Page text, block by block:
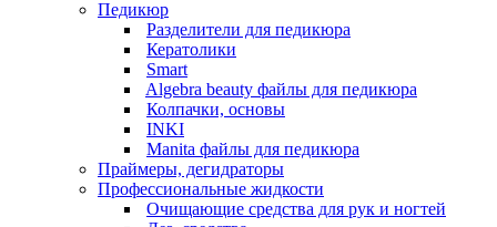
Педикюр
Разделители для педикюра
Кератолики
Smart
Algebra beauty файлы для педикюра
Колпачки, основы
INKI
Manita файлы для педикюра
Праймеры, дегидраторы
Профессиональные жидкости
Очищающие средства для рук и ногтей